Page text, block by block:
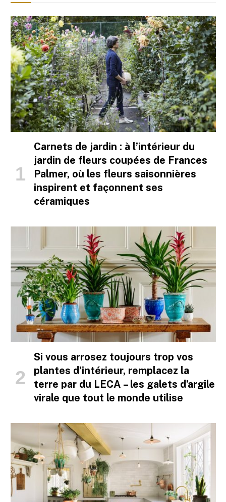
Carnets de jardin : à l’intérieur du
jardin de fleurs coupées de Frances
Palmer, où les fleurs saisonnières
inspirent et façonnent ses
céramiques
Si vous arrosez toujours trop vos
plantes d’intérieur, remplacez la
terre par du LECA – les galets d’argile
virale que tout le monde utilise